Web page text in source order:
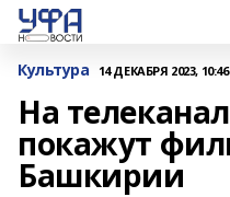
Культура 14 ДЕКАБРЯ 2023, 10:46
На
покажут
Башкирии